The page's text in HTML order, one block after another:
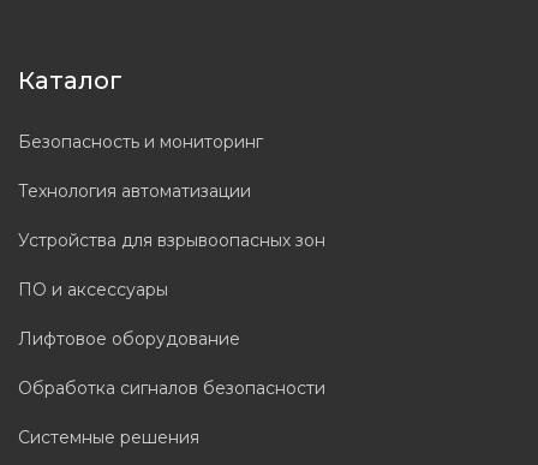
Каталог
Безопасность и мониторинг
Технология автоматизации
Устройства для взрывоопасных зон
ПО и аксессуары
Лифтовое оборудование
Обработка сигналов безопасности
Системные решения